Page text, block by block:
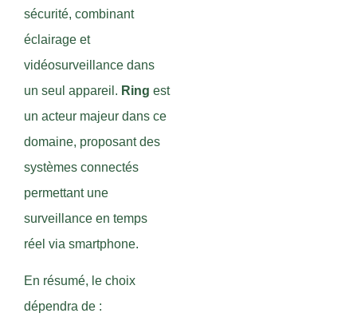
sécurité, combinant
éclairage et
vidéosurveillance dans
un seul appareil. Ring est
un acteur majeur dans ce
domaine, proposant des
systèmes connectés
permettant une
surveillance en temps
réel via smartphone.
En résumé, le choix
dépendra de :